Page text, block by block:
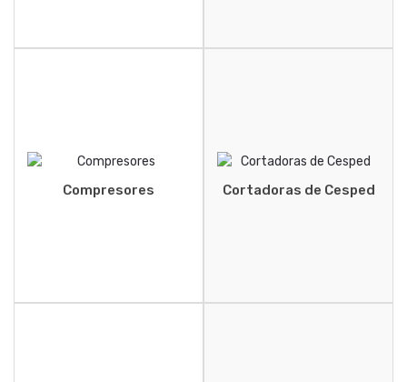
Compresores Cortadoras de Cesped